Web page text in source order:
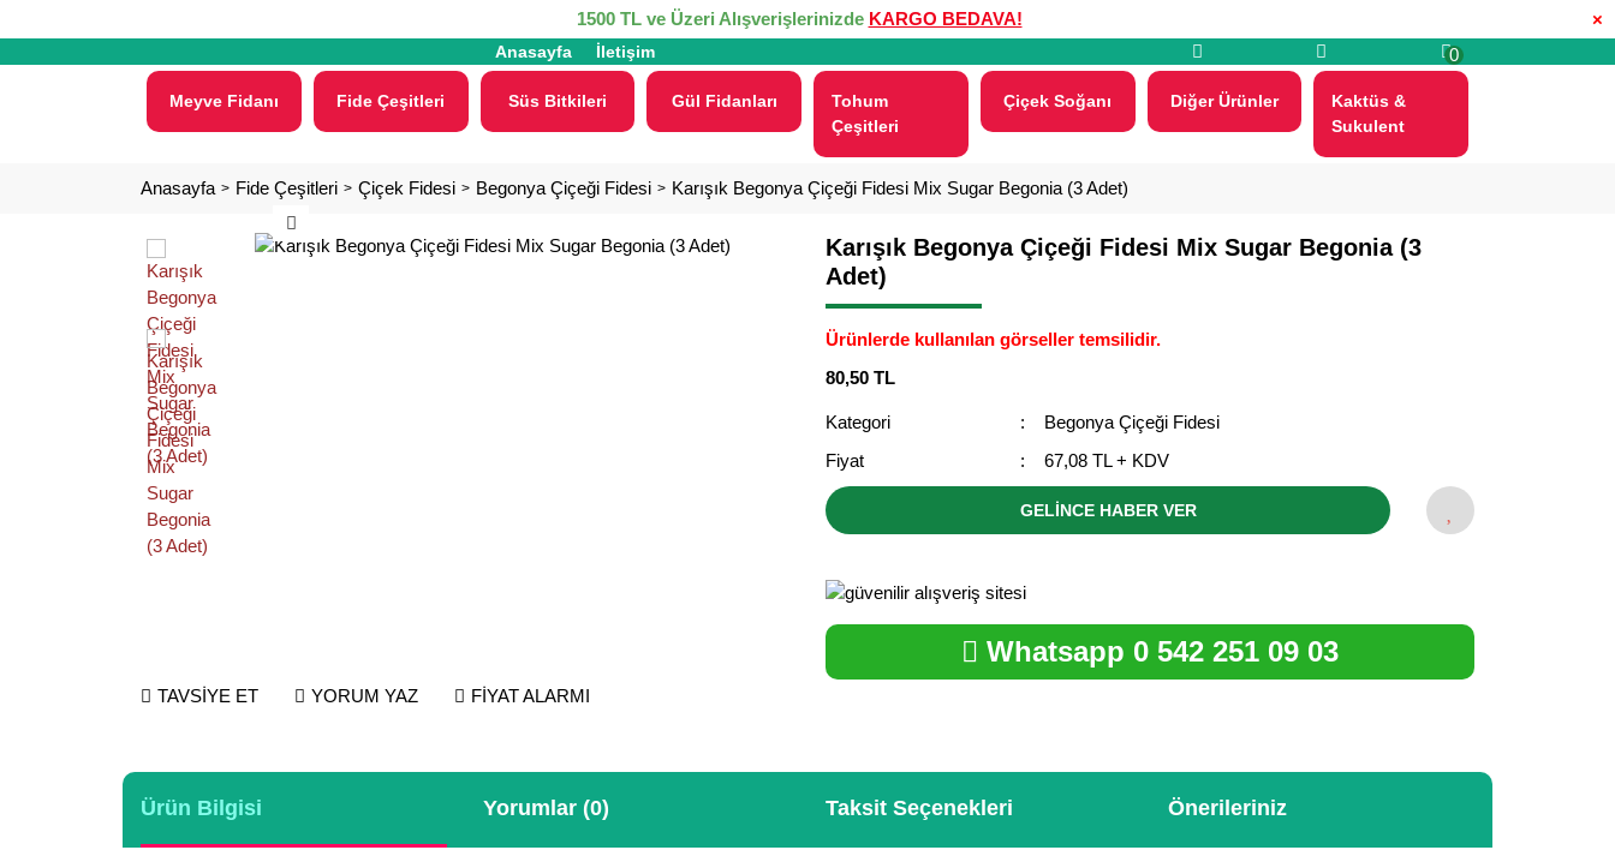
×
1500 TL ve Üzeri Alışverişlerinizde KARGO BEDAVA!
Anasayfa İletişim 0
Meyve Fidanı Fide Çeşitleri Süs Bitkileri Gül Fidanları
Tohum
Çeşitleri
Çiçek Soğanı Diğer Ürünler
Kaktüs &
Sukulent
Anasayfa Fide Çeşitleri Çiçek Fidesi Begonya Çiçeği Fidesi Karışık Begonya Çiçeği Fidesi Mix Sugar Begonia (3 Adet)
TAVSİYE ET YORUM YAZ FİYAT ALARMI
Karışık Begonya Çiçeği Fidesi Mix Sugar Begonia (3
Adet)
Ürünlerde kullanılan görseller temsilidir.
80,50 TL
Kategori
Begonya Çiçeği Fidesi
Fiyat
67,08 TL + KDV
GELİNCE HABER VER
Whatsapp 0 542 251 09 03
Ürün Bilgisi Yorumlar (0) Taksit Seçenekleri Önerileriniz